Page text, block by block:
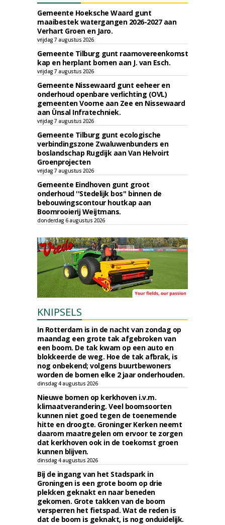
Gemeente Hoeksche Waard gunt
maaibestek watergangen 2026-2027 aan
Verhart Groen en Jaro.
vrijdag 7 augustus 2026
Gemeente Tilburg gunt raamovereenkomst
kap en herplant bomen aan J. van Esch.
vrijdag 7 augustus 2026
Gemeente Nissewaard gunt eeheer en
onderhoud openbare verlichting (OVL)
gemeenten Voorne aan Zee en Nissewaard
aan Ünsal Infratechniek.
vrijdag 7 augustus 2026
Gemeente Tilburg gunt ecologische
verbindingszone Zwaluwenbunders en
boslandschap Rugdijk aan Van Helvoirt
Groenprojecten
vrijdag 7 augustus 2026
Gemeente Eindhoven gunt groot
onderhoud ''Stedelijk bos'' binnen de
bebouwingscontour houtkap aan
Boomrooierij Weijtmans.
donderdag 6 augustus 2026
KNIPSELS
In Rotterdam is in de nacht van zondag op
maandag een grote tak afgebroken van
een boom. De tak kwam op een auto en
blokkeerde de weg. Hoe de tak afbrak, is
nog onbekend; volgens buurtbewoners
worden de bomen elke 2 jaar onderhouden.
dinsdag 4 augustus 2026
Nieuwe bomen op kerkhoven i.v.m.
klimaatverandering. Veel boomsoorten
kunnen niet goed tegen de toenemende
hitte en droogte. Groninger Kerken neemt
daarom maatregelen om ervoor te zorgen
dat kerkhoven ook in de toekomst groen
kunnen blijven.
dinsdag 4 augustus 2026
Bij de ingang van het Stadspark in
Groningen is een grote boom op drie
plekken geknakt en naar beneden
gekomen. Grote takken van de boom
versperren het fietspad. Wat de reden is
dat de boom is geknakt, is nog onduidelijk.